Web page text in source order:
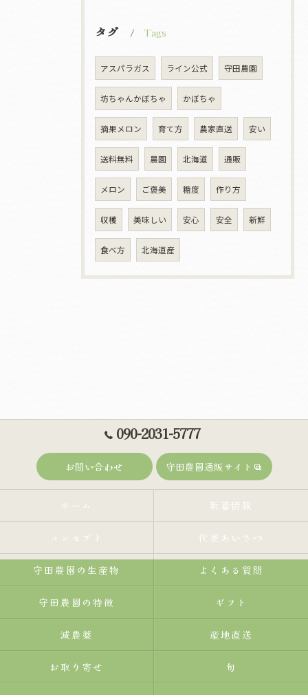
タグ Tags
アスパラガス ライン公式 守田農園
坊ちゃんかぼちゃ かぼちゃ
摘果メロン 育て方 農家直送 安い
送料無料 農園 北海道 通販
メロン ご褒美 糖度 作り方
収穫 美味しい 安心 安全 新鮮
食べ方 北海道産
090-2031-5777
お問い合わせ 守田農園通販サイト
ホーム 新着情報
コンセプト 代表あいさつ
守田農園の生産物 よくある質問
守田農園の特徴 ギフト
減農薬 産地直送
お取り寄せ 旬